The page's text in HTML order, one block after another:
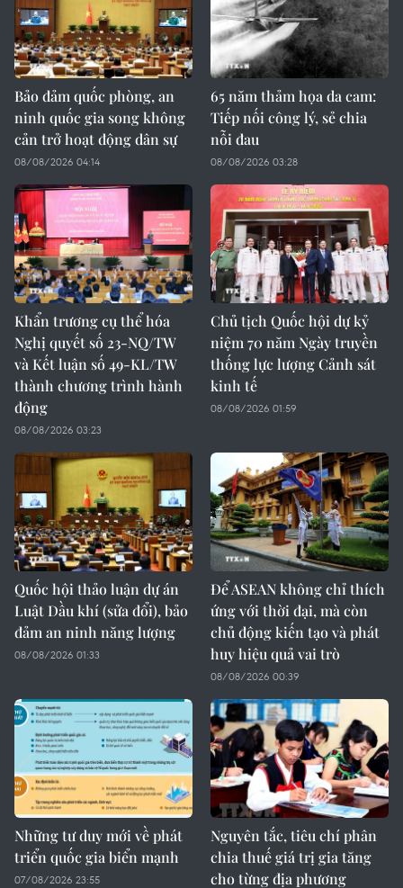
Bảo đảm quốc phòng, an
ninh quốc gia song không
cản trở hoạt động dân sự
08/08/2026 04:14
65 năm thảm họa da cam:
Tiếp nối công lý, sẻ chia
nỗi đau
08/08/2026 03:28
Khẩn trương cụ thể hóa
Nghị quyết số 23-NQ/TW
và Kết luận số 49-KL/TW
thành chương trình hành
động
08/08/2026 03:23
Chủ tịch Quốc hội dự kỷ
niệm 70 năm Ngày truyền
thống lực lượng Cảnh sát
kinh tế
08/08/2026 01:59
Quốc hội thảo luận dự án
Luật Dầu khí (sửa đổi), bảo
đảm an ninh năng lượng
08/08/2026 01:33
Để ASEAN không chỉ thích
ứng với thời đại, mà còn
chủ động kiến tạo và phát
huy hiệu quả vai trò
08/08/2026 00:39
Những tư duy mới về phát
triển quốc gia biển mạnh
07/08/2026 23:55
Nguyên tắc, tiêu chí phân
chia thuế giá trị gia tăng
cho từng địa phương